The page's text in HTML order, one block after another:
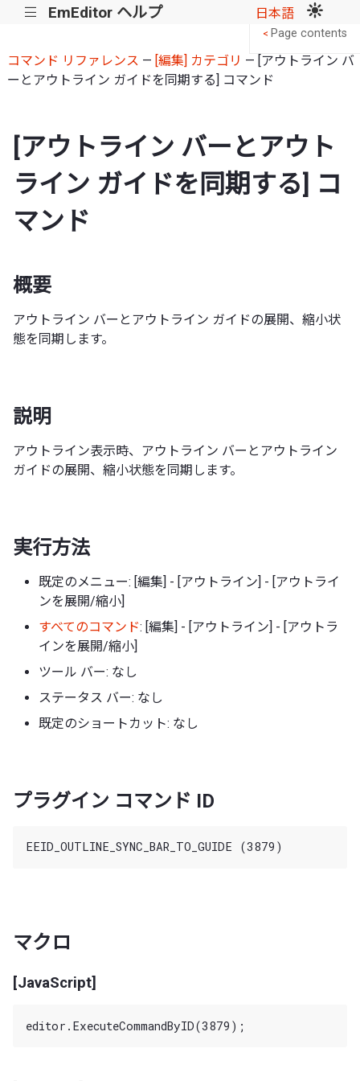
||| EmEditor ヘルプ 日本語
コマンド リファレンス — [編集] カテゴリ — [アウトライン バ
ーとアウトライン ガイドを同期する] コマンド
[アウトライン バーとアウト
ライン ガイドを同期する] コ
マンド
概要
アウトライン バーとアウトライン ガイドの展開、縮小状
態を同期します。
説明
アウトライン表示時、アウトライン バーとアウトライン
ガイドの展開、縮小状態を同期します。
実行方法
既定のメニュー: [編集] - [アウトライン] - [アウトライ
ンを展開/縮小]
すべてのコマンド: [編集] - [アウトライン] - [アウトラ
インを展開/縮小]
ツール バー: なし
ステータス バー: なし
既定のショートカット: なし
プラグイン コマンド ID
マクロ
[JavaScript]
< Page contents